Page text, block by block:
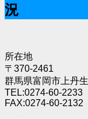
況
所在地
〒370-2461
群馬県富岡市上丹
TEL:0274-60-2233
FAX:0274-60-2132